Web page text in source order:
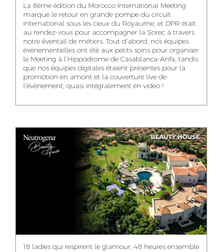
FINANCIAL
MANAGER
ACCOUNT
MANAGER
BOUDAR
ART DIRECTOR
FATIMA ZAHRA
DEBBAGH
ACCOUNT
MOHAMED
HARRATIA
DIGITAL MANAGER
NABILA SAMOUN
MEDIA ANALYST
GHITA EL ARABI
EZZAKI SALMA
ACCOUNT
MANAGER
ANASS ELRHAZI
EDITORIAL
MANAGER AND
CONTENT
YAHYA LOULIDI
MEDIA RELATIONS
MANAGER
NIAMA EL YOSSRI
DIGITAL MANAGER
La 8ème édition du Morocco International Meeting
marque le retour en grande pompe du circuit
international sous les cieux du Royaume, et DPR était
au rendez-vous pour accompagner la Sorec à travers
notre éventail de métiers. Tout d’abord, nos équipes
événementielles ont été aux petits soins pour organiser
le Meeting à l’Hippodrome de Casablanca-Anfa, tandis
que nos équipes digitales étaient présentes pour la
promotion en amont et la couverture live de
l’événement, quasi intégralement en vidéo !
18 ladies qui respirent le glamour, 48 heures ensemble